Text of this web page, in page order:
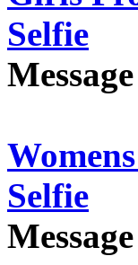
Selfie
Selfie